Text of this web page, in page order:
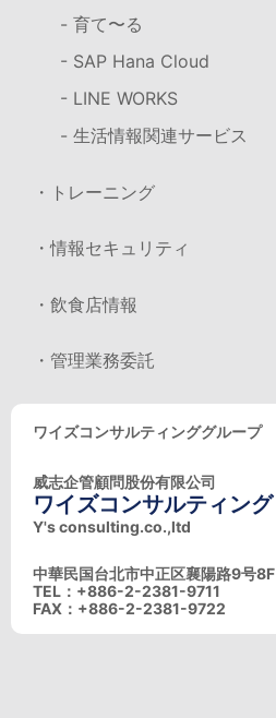
- 育て〜る
- SAP Hana Cloud
- LINE WORKS
- 生活情報関連サービス
・トレーニング
・情報セキュリティ
・飲食店情報
・管理業務委託
ワイズコンサルティンググループ
威志企管顧問股份有限公司
ワイズコンサルティング
Y's consulting.co.,ltd
中華民国台北市中正区襄陽路9号8F
TEL：+886-2-2381-9711
FAX：+886-2-2381-9722